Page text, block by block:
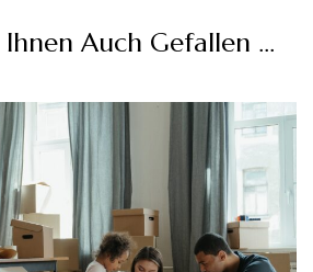
Ihnen Auch Gefallen …